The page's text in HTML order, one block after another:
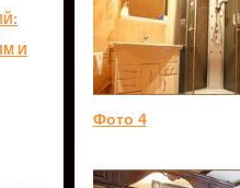
И
Фото 4